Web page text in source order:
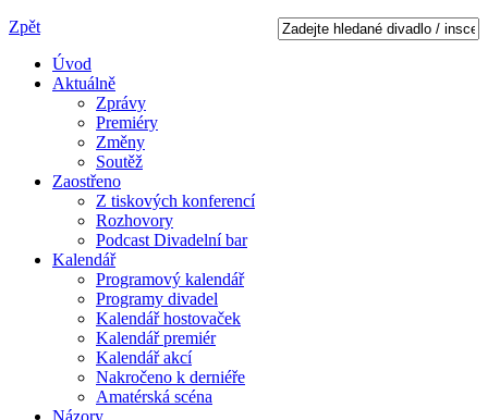
Zpět
Úvod
Aktuálně
Zprávy
Premiéry
Změny
Soutěž
Zaostřeno
Z tiskových konferencí
Rozhovory
Podcast Divadelní bar
Kalendář
Programový kalendář
Programy divadel
Kalendář hostovaček
Kalendář premiér
Kalendář akcí
Nakročeno k derniéře
Amatérská scéna
Názory